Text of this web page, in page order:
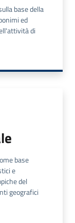
base della
ed
di
base
e
del
geografici